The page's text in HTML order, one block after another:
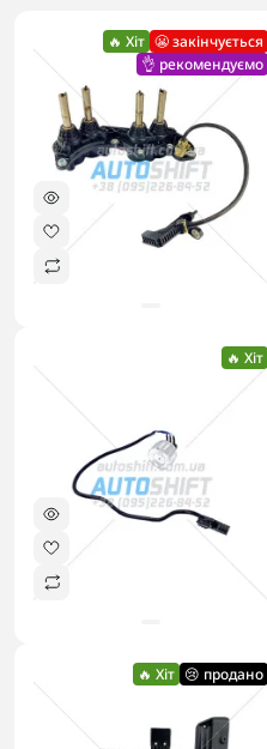
🔥 Хіт 😬 закінчується
👌 рекомендуємо
🔥 Хіт
🔥 Хіт 😢 продано